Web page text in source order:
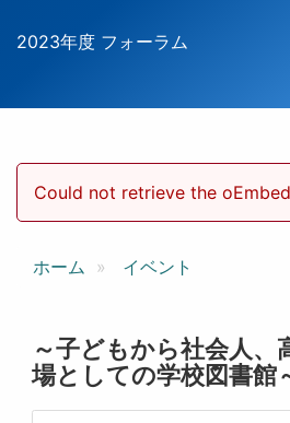
2023年度 フォーラム
エラーメッセ
Could not retrieve the
ホーム イベント
～子どもから社会人、
場としての学校図書館